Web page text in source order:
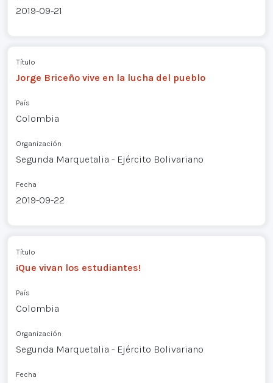
2019-09-21
Título
Jorge Briceño vive en la lucha del pueblo
País
Colombia
Organización
Segunda Marquetalia - Ejército Bolivariano
Fecha
2019-09-22
Título
¡Que vivan los estudiantes!
País
Colombia
Organización
Segunda Marquetalia - Ejército Bolivariano
Fecha